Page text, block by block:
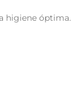
higiene óptima.